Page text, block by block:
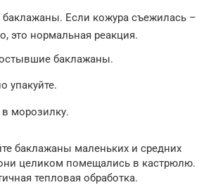
баклажаны. Если кожура съежилась –
это нормальная реакция.
баклажаны.
упакуйте.
в морозилку.
баклажаны маленьких и средних
целиком помещались в кастрюлю.
тепловая обработка.